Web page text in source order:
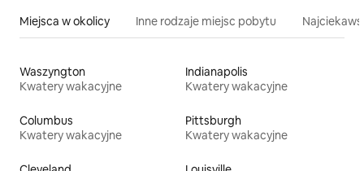
Miejsca w okolicy Inne rodzaje miejsc pobytu
Waszyngton
Kwatery wakacyjne
Indianapolis
Kwatery wakacyjne
Columbus
Kwatery wakacyjne
Pittsburgh
Kwatery wakacyjne